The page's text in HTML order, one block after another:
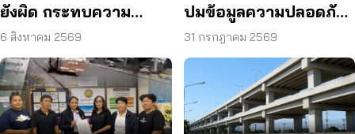
ยังผิด กระทบความ
ปลอดภัย
6 สิงหาคม 2569
ปมข้อมูลความปลอดภัย
ต่อเด็กบนเมสเซนเจอร์
31 กรกฎาคม 2569